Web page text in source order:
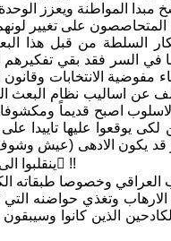
على تغيير
السلطة من قبل هذا
اما في السر فقد بقي
الانتخابات وقانون
عن اساليب نظام البعث
اصبح قديماً
يوقعوا عليها تاييدا
قد يكون الادهى (عيش
ينقلبوا الى كواسر في حالة ادركوا ان الحساب ات ّ!!
وخصوصا طبقاته
وتغذي حواضنه
الذين كانوا